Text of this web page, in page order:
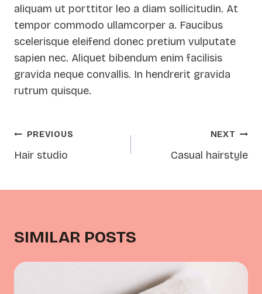
aliquam ut porttitor leo a diam sollicitudin. At
tempor commodo ullamcorper a. Faucibus
scelerisque eleifend donec pretium vulputate
sapien nec. Aliquet bibendum enim facilisis
gravida neque convallis. In hendrerit gravida
rutrum quisque.
POST
NAVIGATION
PREVIOUS
Hair studio
NEXT
Casual hairstyle
SIMILAR POSTS